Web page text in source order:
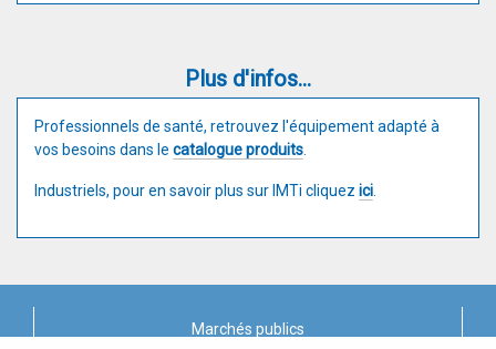
Plus d'infos...
Professionnels de santé, retrouvez l'équipement adapté à
vos besoins dans le catalogue produits
Industriels, pour en savoir plus sur IMTi cliquez ici
Marchés publics